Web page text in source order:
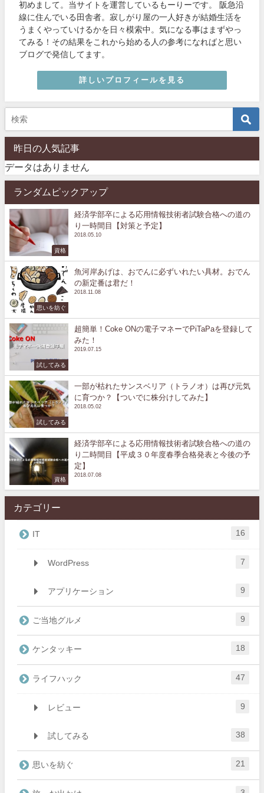
初めまして。当サイトを運営しているもーりーです。 阪急沿
線に住んでいる田舎者。寂しがり屋の一人好きが結婚生活を
うまくやっていけるかを日々模索中。気になる事はまずやっ
てみる！その結果をこれから始める人の参考になればと思い
ブログで発信してます。
詳しいプロフィールを見る
昨日の人気記事
データはありません
ランダムピックアップ
資格
経済学部卒による応用情報技術者試験合格への道の
り一時間目【対策と予定】
2018.05.10
思いを紡ぐ
魚河岸あげは、おでんに必ずいれたい具材。おでん
の新定番は君だ！
2018.11.08
試してみる
超簡単！Coke ONの電子マネーでPiTaPaを登録して
みた！
2019.07.15
試してみる
一部が枯れたサンスベリア（トラノオ）は再び元気
に育つか？【ついでに株分けしてみた】
2018.05.02
資格
経済学部卒による応用情報技術者試験合格への道の
り二時間目【平成３０年度春季合格発表と今後の予
定】
2018.07.08
カテゴリー
IT 16
WordPress 7
アプリケーション 9
ご当地グルメ 9
ケンタッキー 18
ライフハック 47
レビュー 9
試してみる 38
思いを紡ぐ 21